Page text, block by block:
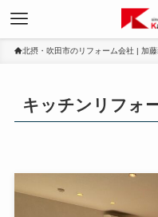
北摂・吹田市のリフォーム会社 | 加
キッチンリフォ